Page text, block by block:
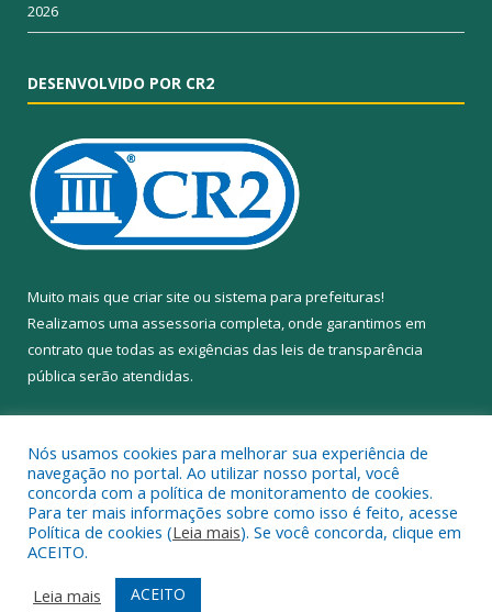
2026
DESENVOLVIDO POR CR2
Muito mais que criar site ou sistema para prefeituras!
Realizamos uma assessoria completa, onde garantimos em
contrato que todas as exigências das leis de transparência
pública serão atendidas.
Todos os direitos reservados a Câmara Municipal de Anapu.
Mapa do Site
Acessar Área Administrativa
Nós usamos cookies para melhorar sua experiência de
navegação no portal. Ao utilizar nosso portal, você
concorda com a política de monitoramento de cookies.
Para ter mais informações sobre como isso é feito, acesse
Política de cookies (Leia mais). Se você concorda, clique em
ACEITO.
Leia mais
ACEITO